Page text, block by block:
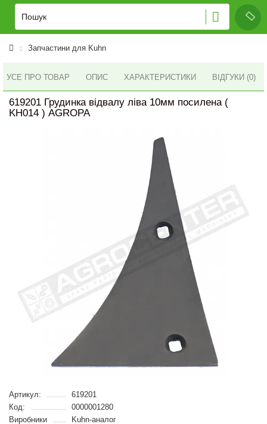
Запчастини для Kuhn
УСЕ ПРО ТОВАР ОПИС ХАРАКТЕРИСТИКИ ВІДГУКИ (0)
619201 Грудинка відвалу ліва 10мм посилена (
KH014 ) AGROPA
Артикул:
619201
Код:
0000001280
Виробники
Kuhn-аналог